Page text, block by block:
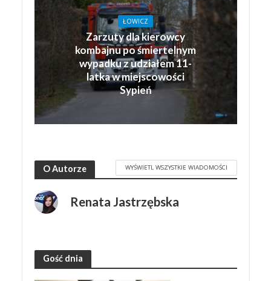
ŁOWICZ
Zarzuty dla kierowcy
kombajnu po śmiertelnym
wypadku z udziałem 11-
latka w miejscowości
Sypień
O Autorze WYŚWIETL WSZYSTKIE WIADOMOŚCI
Renata Jastrzębska
Gość dnia